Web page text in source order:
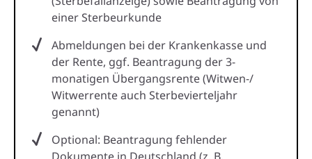
einer Sterbeurkunde
Abmeldungen bei der Krankenkasse und
der Rente, ggf. Beantragung der 3-
monatigen Übergangsrente (Witwen-/
Witwerrente auch Sterbevierteljahr
genannt)
Optional: Beantragung fehlender